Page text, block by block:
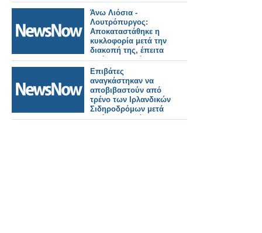
Άνω Λιόσια -
Λουτρόπυργος:
Αποκαταστάθηκε η
κυκλοφορία μετά την
διακοπή της, έπειτα
από πυρκαγιά
πλησίον της γραμμής.
Επιβάτες
αναγκάστηκαν να
αποβιβαστούν από
τρένο των Ιρλανδικών
Σιδηροδρόμων μετά
από πυρκαγιά.